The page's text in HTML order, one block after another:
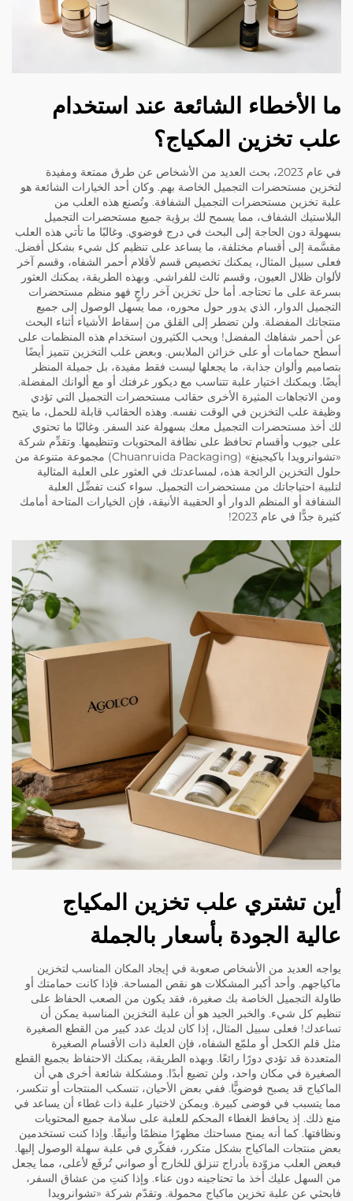
ما الأخطاء الشائعة عند استخدام
علب تخزين المكياج؟
في عام 2023، بحث العديد من الأشخاص عن طرق ممتعة ومفيدة
لتخزين مستحضرات التجميل الخاصة بهم. وكان أحد الخيارات الشائعة هو
علبة تخزين مستحضرات التجميل الشفافة. وتُصنع هذه العلب من
البلاستيك الشفاف، مما يسمح لك برؤية جميع مستحضرات التجميل
بسهولة دون الحاجة إلى البحث في درج فوضوي. وغالبًا ما تأتي هذه العلب
مقسَّمة إلى أقسام مختلفة، ما يساعد على تنظيم كل شيء بشكل أفضل.
فعلى سبيل المثال، يمكنك تخصيص قسم لأقلام أحمر الشفاه، وقسم آخر
لألوان ظلال العيون، وقسم ثالث للفراشي. وبهذه الطريقة، يمكنك العثور
بسرعة على ما تحتاجه. أما حل تخزين آخر راجٍ فهو منظم مستحضرات
التجميل الدوار، الذي يدور حول محوره، مما يسهل الوصول إلى جميع
منتجاتك المفضلة. ولن تضطر إلى القلق من إسقاط الأشياء أثناء البحث
عن أحمر شفاهك المفضل! ويحب الكثيرون استخدام هذه المنظمات على
أسطح حمامات أو على خزائن الملابس. وبعض علب التخزين تتميز أيضًا
بتصاميم وألوان جذابة، ما يجعلها ليست فقط مفيدة، بل جميلة المنظر
أيضًا. ويمكنك اختيار علبة تتناسب مع ديكور غرفتك أو مع ألوانك المفضلة.
ومن الاتجاهات المثيرة الأخرى حقائب مستحضرات التجميل التي تؤدي
وظيفة علب التخزين في الوقت نفسه. وهذه الحقائب قابلة للحمل، ما يتيح
لك أخذ مستحضرات التجميل معك بسهولة عند السفر. وغالبًا ما تحتوي
على جيوب وأقسام تحافظ على نظافة المحتويات وتنظيمها. وتقدِّم شركة
«تشوانرويدا باكيجينغ» (Chuanruida Packaging) مجموعة متنوعة من
حلول التخزين الرائجة هذه، لمساعدتك في العثور على العلبة المثالية
لتلبية احتياجاتك من مستحضرات التجميل. سواء كنت تفضِّل العلبة
الشفافة أو المنظم الدوار أو الحقيبة الأنيقة، فإن الخيارات المتاحة أمامك
كثيرة جدًّا في عام 2023!
أين تشتري علب تخزين المكياج
عالية الجودة بأسعار بالجملة
يواجه العديد من الأشخاص صعوبة في إيجاد المكان المناسب لتخزين
ماكياجهم. وأحد أكبر المشكلات هو نقص المساحة. فإذا كانت حمامتك أو
طاولة التجميل الخاصة بك صغيرة، فقد يكون من الصعب الحفاظ على
تنظيم كل شيء. والخبر الجيد هو أن علبة التخزين المناسبة يمكن أن
تساعدك! فعلى سبيل المثال، إذا كان لديك عدد كبير من القطع الصغيرة
مثل قلم الكحل أو ملمّع الشفاه، فإن العلبة ذات الأقسام الصغيرة
المتعددة قد تؤدي دورًا رائعًا. وبهذه الطريقة، يمكنك الاحتفاظ بجميع القطع
الصغيرة في مكان واحد، ولن تضيع أبدًا. ومشكلة شائعة أخرى هي أن
الماكياج قد يصبح فوضويًّا. ففي بعض الأحيان، تنسكب المنتجات أو تنكسر،
مما يتسبب في فوضى كبيرة. ويمكن لاختيار علبة ذات غطاء أن يساعد في
منع ذلك. إذ يحافظ الغطاء المحكم للعلبة على سلامة جميع المحتويات
ونظافتها. كما أنه يمنح مساحتك مظهرًا منظمًا وأنيقًا. وإذا كنت تستخدمين
بعض منتجات الماكياج بشكل متكرر، ففكّري في علبة سهلة الوصول إليها.
فبعض العلب مزوّدة بأدراج تنزلق للخارج أو صواني تُرفَع لأعلى، مما يجعل
من السهل عليك أخذ ما تحتاجينه دون عناء. وإذا كنتِ من عشاق السفر،
فابحثي عن علبة تخزين ماكياج محمولة. وتقدّم شركة «تشوانرويدا